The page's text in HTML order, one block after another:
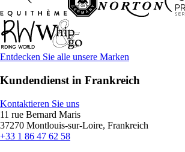
Entdecken Sie alle unsere Marken
Kundendienst in Frankreich
Kontaktieren Sie uns
11 rue Bernard Maris
37270 Montlouis-sur-Loire, Frankreich
+33 1 86 47 62 58